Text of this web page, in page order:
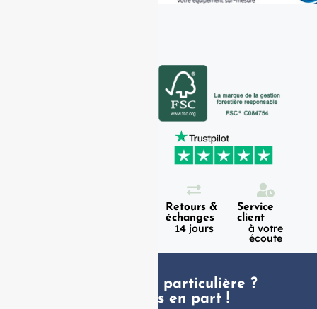
Retours &
échanges
14 jours
Service
client
à votre
écoute
Une demande particulière ?
faites nous en part !